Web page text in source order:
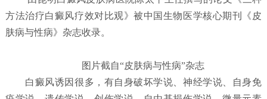
方法治疗白癜风疗效对比观》被中国生物医学核心期刊《皮
肤病与性病》杂志收录。
图片截自“皮肤病与性病”杂志
白癜风诱因很多，有自身破坏学说、神经学说、自身免